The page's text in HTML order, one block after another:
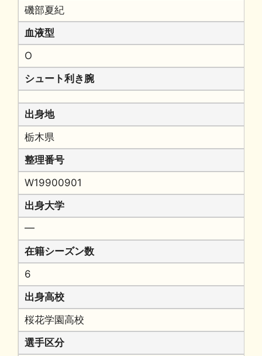
磯部夏紀
血液型
O
シュート利き腕
出身地
栃木県
整理番号
W19900901
出身大学
━
在籍シーズン数
6
出身高校
桜花学園高校
選手区分